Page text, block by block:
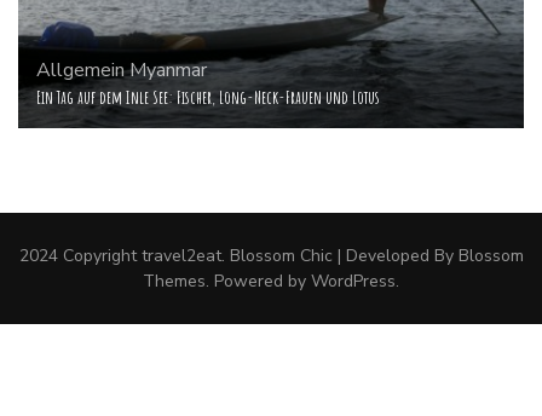
AllgemeinMyanmar
Ein Tag auf dem Inle See: Fischer, Long-Neck-Frauen und Lotus
2024 Copyrighttravel2eat. Blossom Chic | Developed By Blossom
Themes. Powered by WordPress.